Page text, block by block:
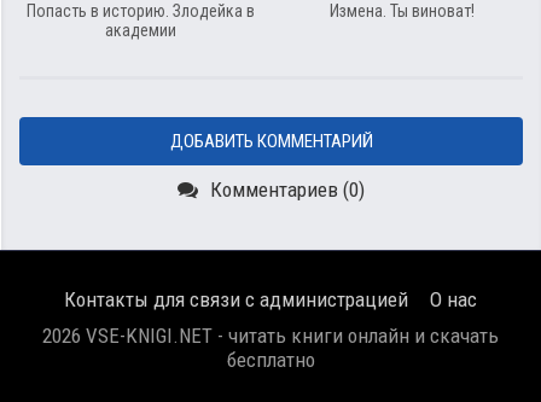
Попасть в историю. Злодейка в
академии
Измена. Ты виноват!
ДОБАВИТЬ КОММЕНТАРИЙ
Комментариев (0)
Контакты для связи с администрацией
О нас
2026 VSE-KNIGI.NET - читать книги онлайн и скачать
бесплатно